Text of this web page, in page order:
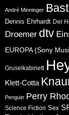
André Minninger
Dennis Ehrhardt Der
Droemer dtv
EUROPA (Sony
Gruselkabinett
Klett-Cotta
Penguin Perry
Science Fiction Sex